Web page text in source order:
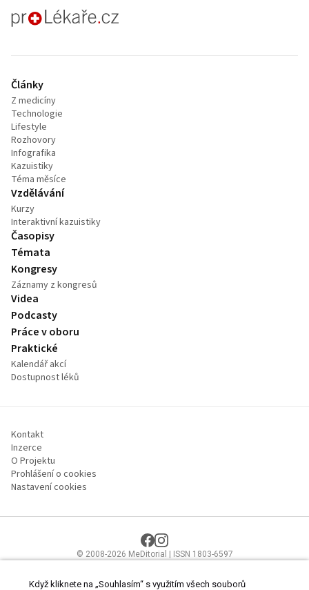
proLékaře.cz
Články
Z medicíny
Technologie
Lifestyle
Rozhovory
Infografika
Kazuistiky
Téma měsíce
Vzdělávání
Kurzy
Interaktivní kazuistiky
Časopisy
Témata
Kongresy
Záznamy z kongresů
Videa
Podcasty
Práce v oboru
Praktické
Kalendář akcí
Dostupnost léků
Kontakt
Inzerce
O Projektu
Prohlášení o cookies
Nastavení cookies
© 2008-2026 MeDitorial | ISSN 1803-6597
zdravotnictví.Čtěte prohlášeníaZásady zpracování osobních údajů
Když kliknete na „Souhlasím“ s využitím všech souborů